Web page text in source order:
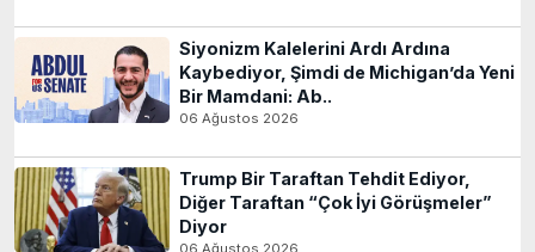
Siyonizm Kalelerini Ardı Ardına
Kaybediyor, Şimdi de Michigan’da Yeni
Bir Mamdani: Ab..
06 Ağustos 2026
Trump Bir Taraftan Tehdit Ediyor,
Diğer Taraftan “Çok İyi Görüşmeler”
Diyor
06 Ağustos 2026